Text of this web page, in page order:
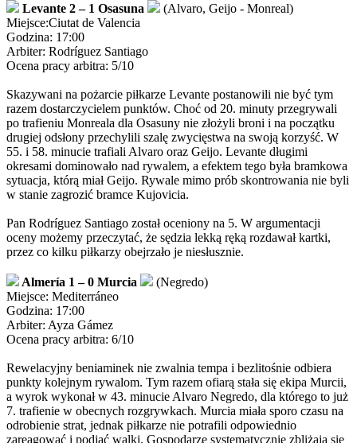
Levante 2 – 1 Osasuna
(Alvaro, Geijo - Monreal)
Miejsce:Ciutat de Valencia
Godzina: 17:00
Arbiter: Rodríguez Santiago
Ocena pracy arbitra: 5/10
Skazywani na pożarcie piłkarze Levante postanowili nie być tym
razem dostarczycielem punktów. Choć od 20. minuty przegrywali
po trafieniu Monreala dla Osasuny nie złożyli broni i na początku
drugiej odsłony przechylili szalę zwycięstwa na swoją korzyść. W
55. i 58. minucie trafiali Alvaro oraz Geijo. Levante długimi
okresami dominowało nad rywalem, a efektem tego była bramkowa
sytuacja, którą miał Geijo. Rywale mimo prób skontrowania nie byli
w stanie zagrozić bramce Kujovicia.
Pan Rodríguez Santiago został oceniony na 5. W argumentacji
oceny możemy przeczytać, że sędzia lekką ręką rozdawał kartki,
przez co kilku piłkarzy obejrzało je niesłusznie.
Almería 1 – 0 Murcia
(Negredo)
Miejsce: Mediterráneo
Godzina: 17:00
Arbiter: Ayza Gámez
Ocena pracy arbitra: 6/10
Rewelacyjny beniaminek nie zwalnia tempa i bezlitośnie odbiera
punkty kolejnym rywalom. Tym razem ofiarą stała się ekipa Murcii,
a wyrok wykonał w 43. minucie Alvaro Negredo, dla którego to już
7. trafienie w obecnych rozgrywkach. Murcia miała sporo czasu na
odrobienie strat, jednak piłkarze nie potrafili odpowiednio
zareagować i podjąć walki. Gospodarze systematycznie zbliżają się